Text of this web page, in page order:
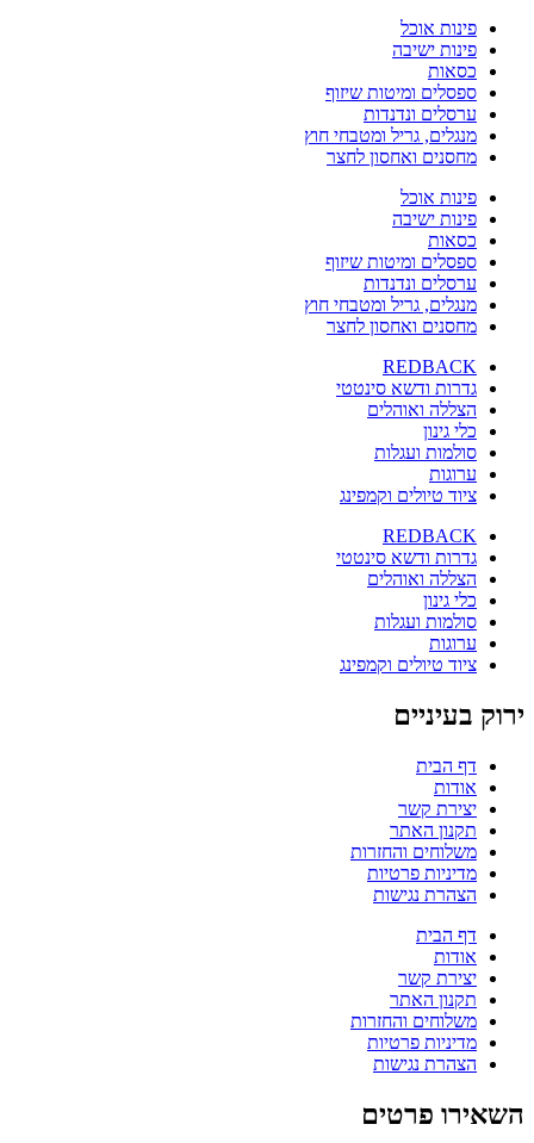
פינות אוכל
פינות ישיבה
כסאות
ספסלים ומיטות שיזוף
ערסלים ונדנדות
מנגלים, גריל ומטבחי חוץ
מחסנים ואחסון לחצר
פינות אוכל
פינות ישיבה
כסאות
ספסלים ומיטות שיזוף
ערסלים ונדנדות
מנגלים, גריל ומטבחי חוץ
מחסנים ואחסון לחצר
REDBACK
גדרות ודשא סינטטי
הצללה ואוהלים
כלי גינון
סולמות ועגלות
ערוגות
ציוד טיולים וקמפינג
REDBACK
גדרות ודשא סינטטי
הצללה ואוהלים
כלי גינון
סולמות ועגלות
ערוגות
ציוד טיולים וקמפינג
ירוק בעיניים
דף הבית
אודות
יצירת קשר
תקנון האתר
משלוחים והחזרות
מדיניות פרטיות
הצהרת נגישות
דף הבית
אודות
יצירת קשר
תקנון האתר
משלוחים והחזרות
מדיניות פרטיות
הצהרת נגישות
השאירו פרטים